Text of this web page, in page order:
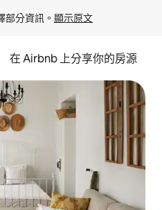
部分資訊。 顯示原文
在 Airbnb 上分享你的房源